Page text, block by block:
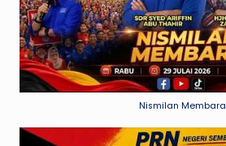
Nismilan Membara